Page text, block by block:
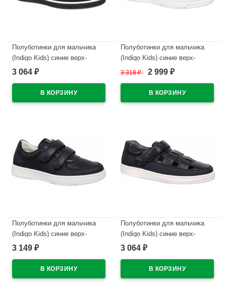
Полуботинки для мальчика
(Indigo Kids) синие верх-
искусственная кожа
размерный ряд 32-37 арт.41-
0325C
3 064 ₽
Полуботинки для мальчика
(Indigo Kids) синие верх-
искусственная кожа
размерный ряд 36-40 арт.44-
0175B
3 318₽ 2 999 ₽
Полуботинки для мальчика
(Indigo Kids) синие верх-
искусственная кожа
размерный ряд 33-38 арт.41-
0400A
3 149 ₽
Полуботинки для мальчика
(Indigo Kids) синие верх-
искусственная кожа
размерный ряд 33-38 арт.41-
0023B
3 064 ₽